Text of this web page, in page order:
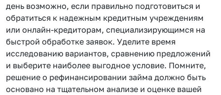
день возможно, если правильно подготовиться и
обратиться к надежным кредитным учреждениям
или онлайн-кредиторам, специализирующимся на
быстрой обработке заявок. Уделите время
исследованию вариантов, сравнению предложений
и выберите наиболее выгодное условие. Помните,
решение о рефинансировании займа должно быть
основано на тщательном анализе и оценке вашей